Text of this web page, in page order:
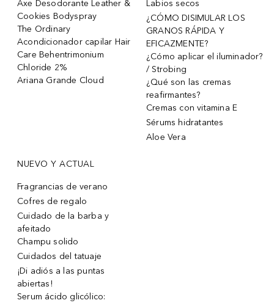
Axe Desodorante Leather &
Cookies Bodyspray
The Ordinary
Acondicionador capilar Hair
Care Behentrimonium
Chloride 2%
Ariana Grande Cloud
Labios secos
¿CÓMO DISIMULAR LOS
GRANOS RÁPIDA Y
EFICAZMENTE?
¿Cómo aplicar el iluminador?
/ Strobing
¿Qué son las cremas
reafirmantes?
Cremas con vitamina E
Sérums hidratantes
Aloe Vera
NUEVO Y ACTUAL
Fragrancias de verano
Cofres de regalo
Cuidado de la barba y
afeitado
Champu solido
Cuidados del tatuaje
¡Di adiós a las puntas
abiertas!
Serum ácido glicólico: